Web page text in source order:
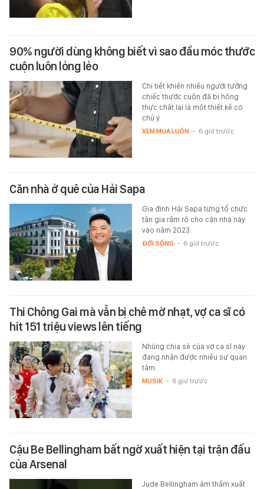
90% người dùng không biết vì sao đầu móc thước
cuộn luôn lỏng lẻo
Chi tiết khiến nhiều người tưởng
chiếc thước cuộn đã bị hỏng
thực chất lại là một thiết kế có
chủ ý.
XEM MUA LUÔN - 6 giờ trước
Căn nhà ở quê của Hải Sapa
Gia đình Hải Sapa từng tổ chức
tân gia rầm rộ cho căn nhà này
vào năm 2023.
ĐỜI SỐNG - 6 giờ trước
Thi Chông Gai mà vẫn bị chê mờ nhạt, vợ ca sĩ có
hit 151 triệu views lên tiếng
Nhũng chia sẻ của vợ ca sĩ này
đang nhận được nhiều sự quan
tâm.
MUSIK - 6 giờ trước
Cậu Be Bellingham bất ngờ xuất hiện tại trận đấu
của Arsenal
Jude Bellingham âm thầm xuất